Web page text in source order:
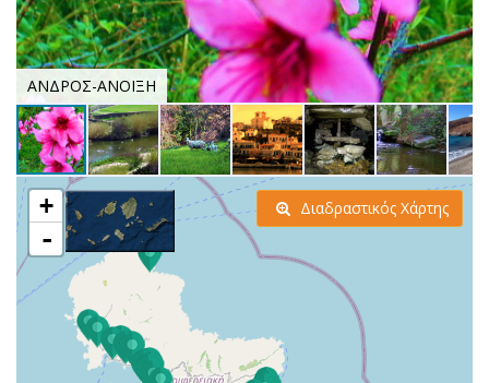
ΑΝΔΡΟΣ-ΑΝΟΙΞΗ
+
-
Διαδραστικός Χάρτης